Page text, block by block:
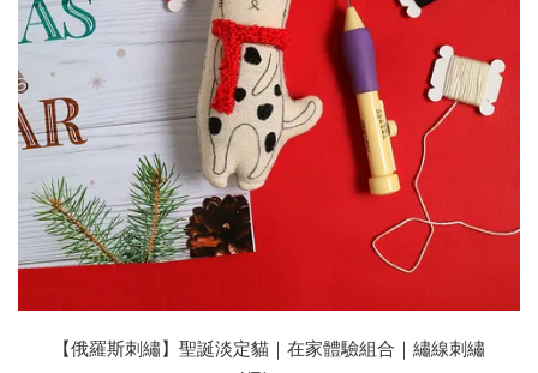
【俄羅斯刺繡】聖誕淡定貓｜在家體驗組合｜繡線刺繡